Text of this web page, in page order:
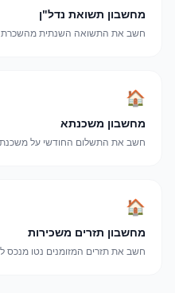
מחשבון תשואת נדל"ן
חשב את התשואה השנתית מהשכרת
🏠
מחשבון משכנתא
חשב את התשלום החודשי על
🏠
מחשבון תזרים משכירות
חשב את תזרים המזומנים נטו מנכס